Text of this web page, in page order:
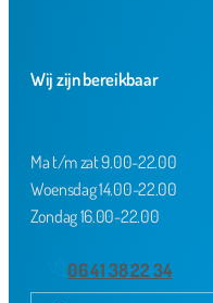
Wij zijn bereikbaar
Ma t/m zat 9.00-22.00
Woensdag 14.00-22.00
Zondag 16.00-22.00
06 41 38 22 34